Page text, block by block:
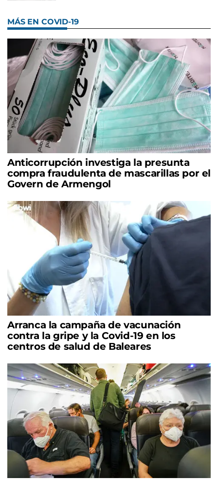
MÁS EN COVID-19
Anticorrupción investiga la presunta
compra fraudulenta de mascarillas por el
Govern de Armengol
Arranca la campaña de vacunación
contra la gripe y la Covid-19 en los
centros de salud de Baleares